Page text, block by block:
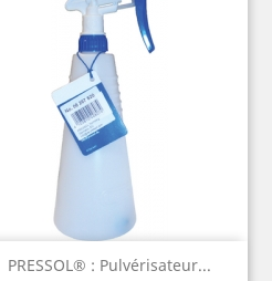
PRESSOL® : Pulvérisateur...
Aperçu rapide